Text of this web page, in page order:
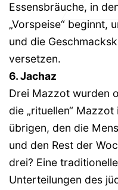
Essensbräuche, in
„Vorspeise“ beginnt,
und die
versetzen.
6. Jachaz
Drei Mazzot wurden
die „rituellen“
übrigen, den die
und den Rest der
drei? Eine
Unterteilungen des